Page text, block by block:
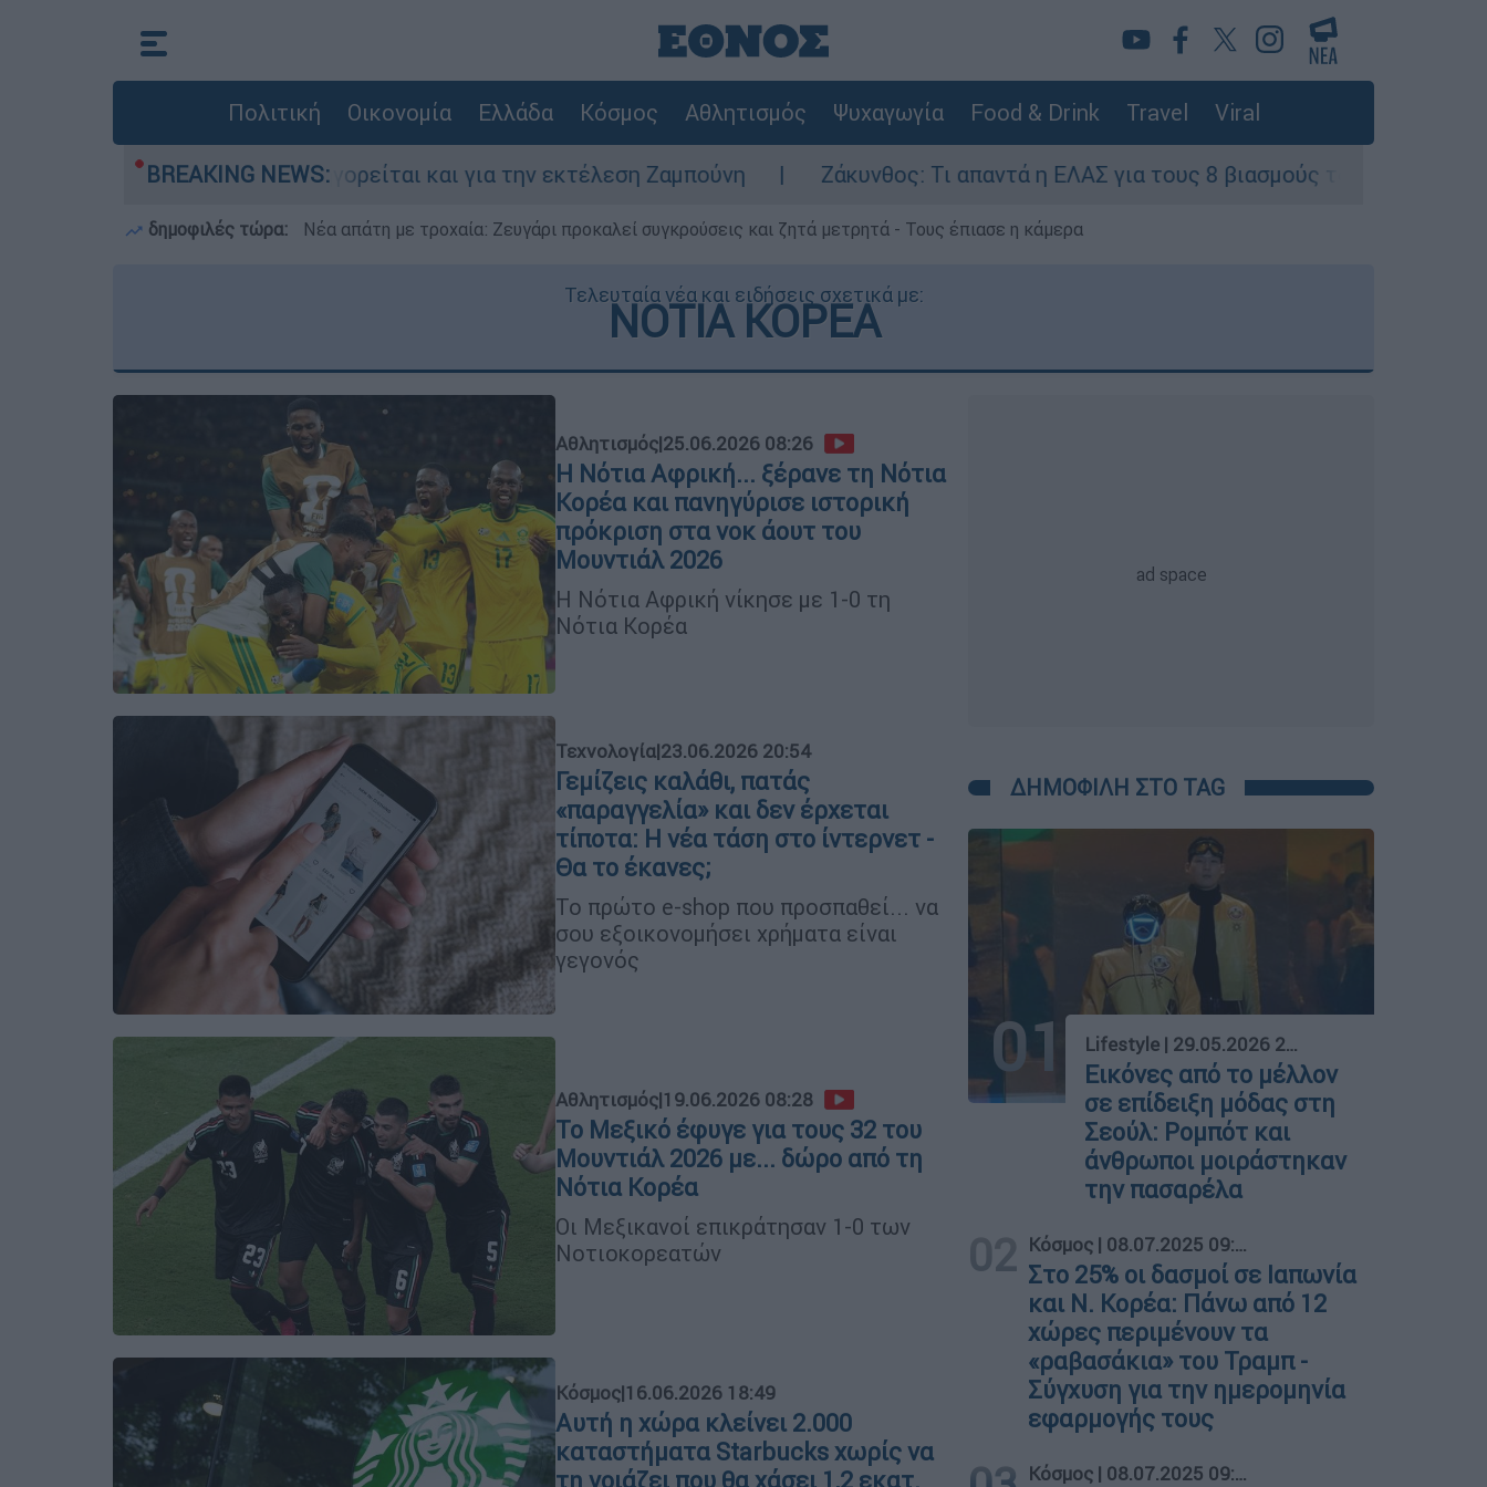
Πολιτική Οικονομία Ελλάδα Κόσμος Αθλητισμός Ψυχαγωγία Food & Drink Travel Viral
BREAKING NEWS:
- Κατηγορείται και για την εκτέλεση Ζαμπούνη Ζάκυνθος: Τι απαντά η ΕΛΑΣ για τους 8 βιασμούς τουριστριών - «Μόνο 3
δημοφιλές τώρα: Νέα απάτη με τροχαία: Ζευγάρι προκαλεί συγκρούσεις και ζητά μετρητά - Τους έπιασε η κάμερα
Τελευταία νέα και ειδήσεις σχετικά με:
ΝΟΤΙΑ ΚΟΡΕΑ
Αθλητισμός|25.06.2026 08:26
Η Νότια Αφρική... ξέρανε τη Νότια
Κορέα και πανηγύρισε ιστορική
πρόκριση στα νοκ άουτ του
Μουντιάλ 2026
Η Νότια Αφρική νίκησε με 1-0 τη
Νότια Κορέα
Τεχνολογία|23.06.2026 20:54
Γεμίζεις καλάθι, πατάς
«παραγγελία» και δεν έρχεται
τίποτα: Η νέα τάση στο ίντερνετ -
Θα το έκανες;
Το πρώτο e-shop που προσπαθεί... να
σου εξοικονομήσει χρήματα είναι
γεγονός
Αθλητισμός|19.06.2026 08:28
Το Μεξικό έφυγε για τους 32 του
Μουντιάλ 2026 με... δώρο από τη
Νότια Κορέα
Οι Μεξικανοί επικράτησαν 1-0 των
Νοτιοκορεατών
Κόσμος|16.06.2026 18:49
Αυτή η χώρα κλείνει 2.000
καταστήματα Starbucks χωρίς να
τη νοιάζει που θα χάσει 1,2 εκατ.
ΔΗΜΟΦΙΛΗ ΣΤΟ TAG
01 Lifestyle | 29.05.2026 20:56
Εικόνες από το μέλλον
σε επίδειξη μόδας στη
Σεούλ: Ρομπότ και
άνθρωποι μοιράστηκαν
την πασαρέλα
02 Κόσμος | 08.07.2025 09:34
Στο 25% οι δασμοί σε Ιαπωνία
και Ν. Κορέα: Πάνω από 12
χώρες περιμένουν τα
«ραβασάκια» του Τραμπ -
Σύγχυση για την ημερομηνία
εφαρμογής τους
Κόσμος | 08.07.2025 09:34